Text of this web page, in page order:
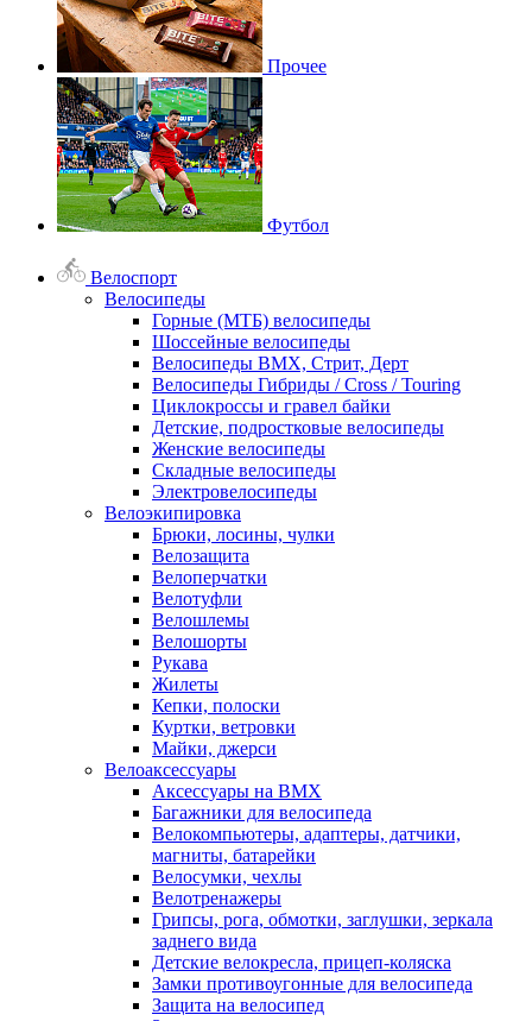
Прочее
Футбол
Велоспорт
Велосипеды
Горные (МТБ) велосипеды
Шоссейные велосипеды
Велосипеды BMX, Стрит, Дерт
Велосипеды Гибриды / Cross / Touring
Циклокроссы и гравел байки
Детские, подростковые велосипеды
Женские велосипеды
Складные велосипеды
Электровелосипеды
Велоэкипировка
Брюки, лосины, чулки
Велозащита
Велоперчатки
Велотуфли
Велошлемы
Велошорты
Рукава
Жилеты
Кепки, полоски
Куртки, ветровки
Майки, джерси
Велоаксессуары
Аксессуары на BMX
Багажники для велосипеда
Велокомпьютеры, адаптеры, датчики,
магниты, батарейки
Велосумки, чехлы
Велотренажеры
Грипсы, рога, обмотки, заглушки, зеркала
заднего вида
Детские велокресла, прицеп-коляска
Замки противоугонные для велосипеда
Защита на велосипед